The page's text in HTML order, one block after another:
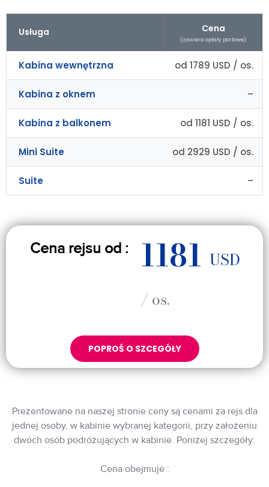
Usługa Cena
(zawiera opłaty portowe)
Kabina wewnętrzna od 1789 USD / os.
Kabina z oknem –
Kabina z balkonem od 1181 USD / os.
Mini Suite od 2929 USD / os.
Suite –
Cena rejsu od : 1181 USD
/ os.
POPROŚ O SZCEGÓŁY
Prezentowane na naszej stronie ceny są cenami za rejs dla
jednej osoby, w kabinie wybranej kategorii, przy założeniu
dwóch osób podróżujących w kabinie. Poniżej szczegóły:
Cena obejmuje :